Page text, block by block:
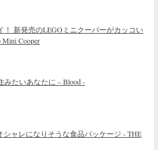
！ 新発売のLEGOミニクーパーがカッコい
Mini Cooper
みたいあなたに – Blood -
ャレになりそうな食品パッケージ - THE